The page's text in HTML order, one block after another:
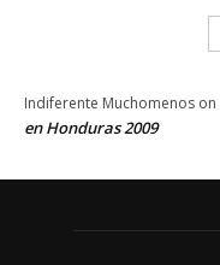
Indiferente Muchomenos on
en Honduras 2009